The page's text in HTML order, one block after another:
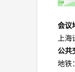
会议
上
公共
地铁